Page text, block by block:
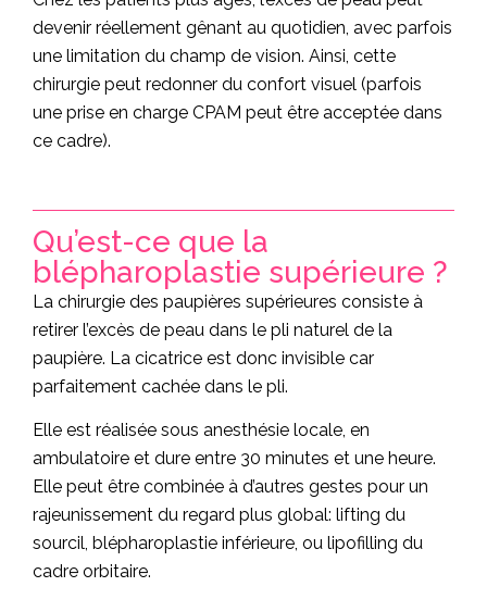
devenir réellement gênant au quotidien, avec parfois
une limitation du champ de vision. Ainsi, cette
chirurgie peut redonner du confort visuel (parfois
une prise en charge CPAM peut être acceptée dans
ce cadre).
Qu’est-ce que la
blépharoplastie supérieure ?
La chirurgie des paupières supérieures consiste à
retirer l’excès de peau dans le pli naturel de la
paupière. La cicatrice est donc invisible car
parfaitement cachée dans le pli.
Elle est réalisée sous anesthésie locale, en
ambulatoire et dure entre 30 minutes et une heure.
Elle peut être combinée à d’autres gestes pour un
rajeunissement du regard plus global: lifting du
sourcil, blépharoplastie inférieure, ou lipofilling du
cadre orbitaire.